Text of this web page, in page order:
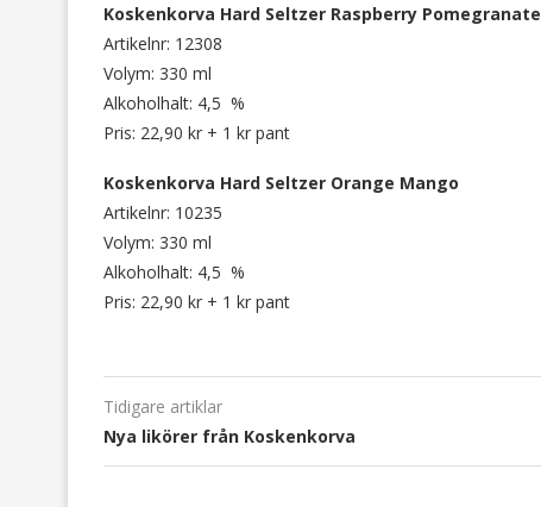
Koskenkorva Hard Seltzer Raspberry Pomegranate
Artikelnr: 12308
Volym: 330 ml
Alkoholhalt: 4,5 %
Pris: 22,90 kr + 1 kr pant
Koskenkorva Hard Seltzer Orange Mango
Artikelnr: 10235
Volym: 330 ml
Alkoholhalt: 4,5 %
Pris: 22,90 kr + 1 kr pant
Tidigare artiklar
Nya likörer från Koskenkorva